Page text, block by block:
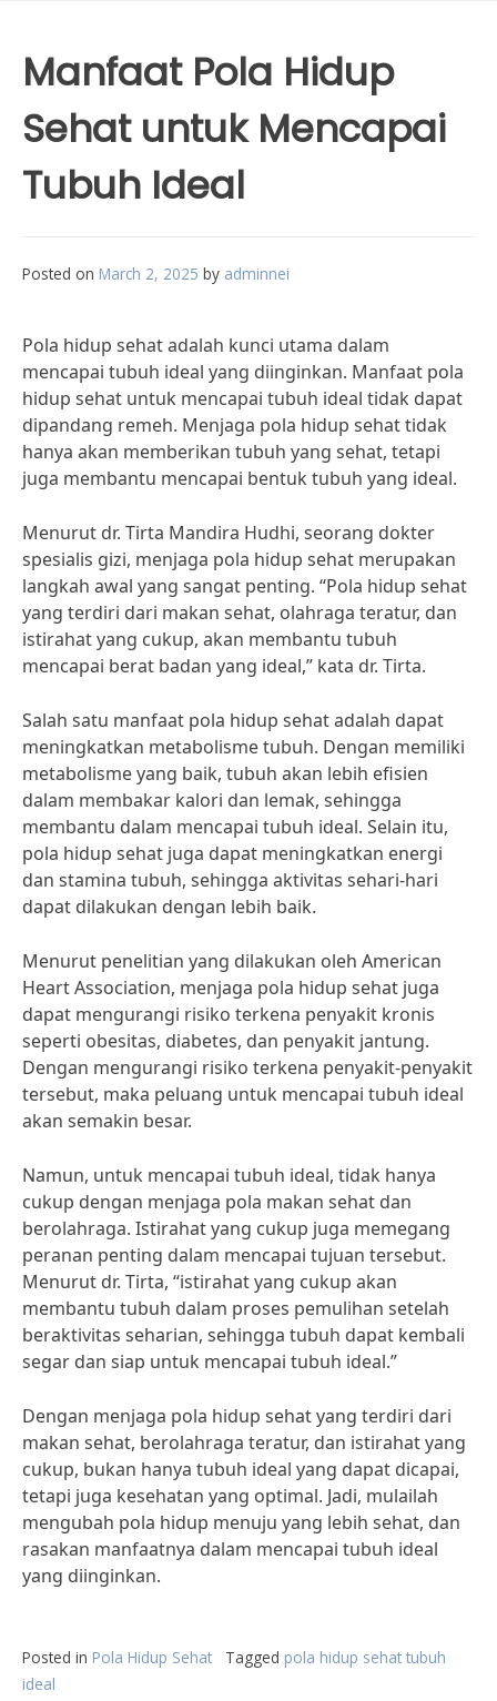
Manfaat Pola Hidup
Sehat untuk Mencapai
Tubuh Ideal
Posted on March 2, 2025 by adminnei
Pola hidup sehat adalah kunci utama dalam
mencapai tubuh ideal yang diinginkan. Manfaat pola
hidup sehat untuk mencapai tubuh ideal tidak dapat
dipandang remeh. Menjaga pola hidup sehat tidak
hanya akan memberikan tubuh yang sehat, tetapi
juga membantu mencapai bentuk tubuh yang ideal.
Menurut dr. Tirta Mandira Hudhi, seorang dokter
spesialis gizi, menjaga pola hidup sehat merupakan
langkah awal yang sangat penting. “Pola hidup sehat
yang terdiri dari makan sehat, olahraga teratur, dan
istirahat yang cukup, akan membantu tubuh
mencapai berat badan yang ideal,” kata dr. Tirta.
Salah satu manfaat pola hidup sehat adalah dapat
meningkatkan metabolisme tubuh. Dengan memiliki
metabolisme yang baik, tubuh akan lebih efisien
dalam membakar kalori dan lemak, sehingga
membantu dalam mencapai tubuh ideal. Selain itu,
pola hidup sehat juga dapat meningkatkan energi
dan stamina tubuh, sehingga aktivitas sehari-hari
dapat dilakukan dengan lebih baik.
Menurut penelitian yang dilakukan oleh American
Heart Association, menjaga pola hidup sehat juga
dapat mengurangi risiko terkena penyakit kronis
seperti obesitas, diabetes, dan penyakit jantung.
Dengan mengurangi risiko terkena penyakit-penyakit
tersebut, maka peluang untuk mencapai tubuh ideal
akan semakin besar.
Namun, untuk mencapai tubuh ideal, tidak hanya
cukup dengan menjaga pola makan sehat dan
berolahraga. Istirahat yang cukup juga memegang
peranan penting dalam mencapai tujuan tersebut.
Menurut dr. Tirta, “istirahat yang cukup akan
membantu tubuh dalam proses pemulihan setelah
beraktivitas seharian, sehingga tubuh dapat kembali
segar dan siap untuk mencapai tubuh ideal.”
Dengan menjaga pola hidup sehat yang terdiri dari
makan sehat, berolahraga teratur, dan istirahat yang
cukup, bukan hanya tubuh ideal yang dapat dicapai,
tetapi juga kesehatan yang optimal. Jadi, mulailah
mengubah pola hidup menuju yang lebih sehat, dan
rasakan manfaatnya dalam mencapai tubuh ideal
yang diinginkan.
Posted in Pola Hidup Sehat Tagged pola hidup sehat tubuh
ideal